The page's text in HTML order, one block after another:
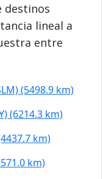
destinos
lineal a
entre
(5498.9 km)
(6214.3 km)
km)
km)